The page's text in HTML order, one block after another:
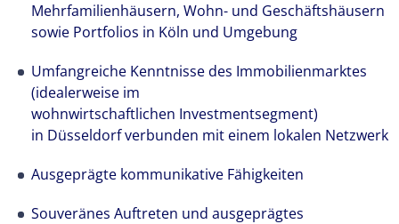
Mehrfamilienhäusern, Wohn- und Geschäftshäusern
sowie Portfolios in Köln und Umgebung
Umfangreiche Kenntnisse des Immobilienmarktes
(idealerweise im
wohnwirtschaftlichen Investmentsegment)
in Düsseldorf verbunden mit einem lokalen Netzwerk
Ausgeprägte kommunikative Fähigkeiten
Souveränes Auftreten und ausgeprägtes